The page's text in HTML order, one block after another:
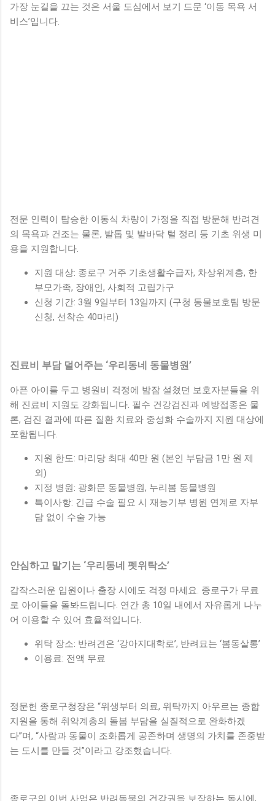
가장 눈길을 끄는 것은 서울 도심에서 보기 드문 ‘이동 목욕 서
비스’입니다.
전문 인력이 탑승한 이동식 차량이 가정을 직접 방문해 반려견
의 목욕과 건조는 물론, 발톱 및 발바닥 털 정리 등 기초 위생 미
용을 지원합니다.
지원 대상: 종로구 거주 기초생활수급자, 차상위계층, 한
부모가족, 장애인, 사회적 고립가구
신청 기간: 3월 9일부터 13일까지 (구청 동물보호팀 방문
신청, 선착순 40마리)
진료비 부담 덜어주는 ‘우리동네 동물병원’
아픈 아이를 두고 병원비 걱정에 밤잠 설쳤던 보호자분들을 위
해 진료비 지원도 강화됩니다. 필수 건강검진과 예방접종은 물
론, 검진 결과에 따른 질환 치료와 중성화 수술까지 지원 대상에
포함됩니다.
지원 한도: 마리당 최대 40만 원 (본인 부담금 1만 원 제
외)
지정 병원: 광화문 동물병원, 누리봄 동물병원
특이사항: 긴급 수술 필요 시 재능기부 병원 연계로 자부
담 없이 수술 가능
안심하고 맡기는 ‘우리동네 펫위탁소’
갑작스러운 입원이나 출장 시에도 걱정 마세요. 종로구가 무료
로 아이들을 돌봐드립니다. 연간 총 10일 내에서 자유롭게 나누
어 이용할 수 있어 효율적입니다.
위탁 장소: 반려견은 ‘강아지대학로’, 반려묘는 ‘봄동살롱’
이용료: 전액 무료
정문헌 종로구청장은 “위생부터 의료, 위탁까지 아우르는 종합
지원을 통해 취약계층의 돌봄 부담을 실질적으로 완화하겠
다”며, “사람과 동물이 조화롭게 공존하며 생명의 가치를 존중받
는 도시를 만들 것”이라고 강조했습니다.
종로구의 이번 사업은 반려동물의 건강권을 보장하는 동시에,